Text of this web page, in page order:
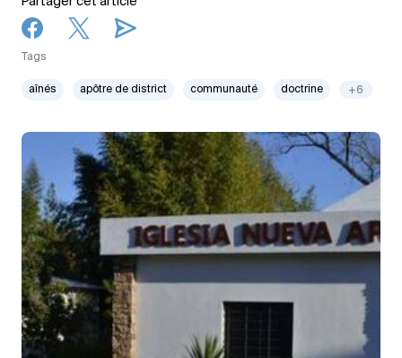
Tags
aînés apôtre de district communauté doctrine +6